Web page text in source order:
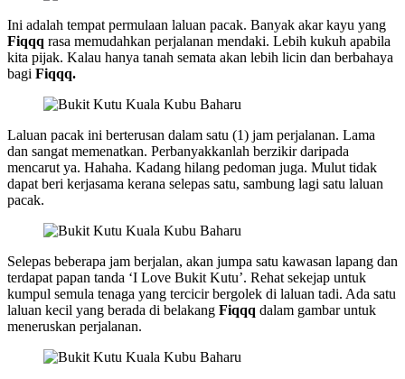
Ini adalah tempat permulaan laluan pacak. Banyak akar kayu yang
Fiqqq rasa memudahkan perjalanan mendaki. Lebih kukuh apabila
kita pijak. Kalau hanya tanah semata akan lebih licin dan berbahaya
bagi Fiqqq.
Laluan pacak ini berterusan dalam satu (1) jam perjalanan. Lama
dan sangat memenatkan. Perbanyakkanlah berzikir daripada
mencarut ya. Hahaha. Kadang hilang pedoman juga. Mulut tidak
dapat beri kerjasama kerana selepas satu, sambung lagi satu laluan
pacak.
Selepas beberapa jam berjalan, akan jumpa satu kawasan lapang dan
terdapat papan tanda ‘I Love Bukit Kutu’. Rehat sekejap untuk
kumpul semula tenaga yang tercicir bergolek di laluan tadi. Ada satu
laluan kecil yang berada di belakang Fiqqq dalam gambar untuk
meneruskan perjalanan.